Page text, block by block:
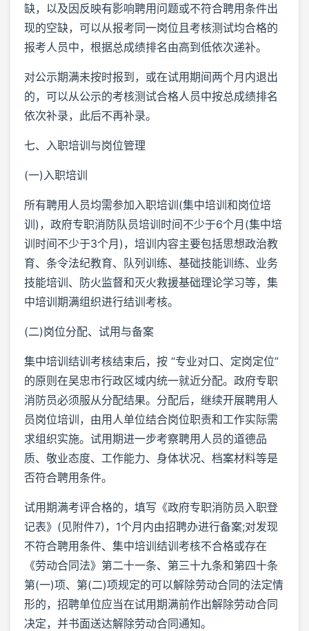
缺，以及因反映有影响聘用问题或不符合聘用条件出
现的空缺，可以从报考同一岗位且考核测试均合格的
报考人员中，根据总成绩排名由高到低依次递补。
对公示期满未按时报到，或在试用期间两个月内退出
的，可以从公示的考核测试合格人员中按总成绩排名
依次补录，此后不再补录。
七、入职培训与岗位管理
(一)入职培训
所有聘用人员均需参加入职培训(集中培训和岗位培
训)，政府专职消防队员培训时间不少于6个月(集中培
训时间不少于3个月)，培训内容主要包括思想政治教
育、条令法纪教育、队列训练、基础技能训练、业务
技能培训、防火监督和灭火救援基础理论学习等，集
中培训期满组织进行结训考核。
(二)岗位分配、试用与备案
集中培训结训考核结束后，按 “专业对口、定岗定位”
的原则在吴忠市行政区域内统一就近分配。政府专职
消防员必须服从分配结果。分配后，继续开展聘用人
员岗位培训，由用人单位结合岗位职责和工作实际需
求组织实施。试用期进一步考察聘用人员的道德品
质、敬业态度、工作能力、身体状况、档案材料等是
否符合聘用条件。
试用期满考评合格的，填写《政府专职消防员入职登
记表》(见附件7)，1个月内由招聘办进行备案;对发现
不符合聘用条件、集中培训结训考核不合格或存在
《劳动合同法》第二十一条、第三十九条和第四十条
第(一)项、第(二)项规定的可以解除劳动合同的法定情
形的，招聘单位应当在试用期满前作出解除劳动合同
决定，并书面送达解除劳动合同通知。